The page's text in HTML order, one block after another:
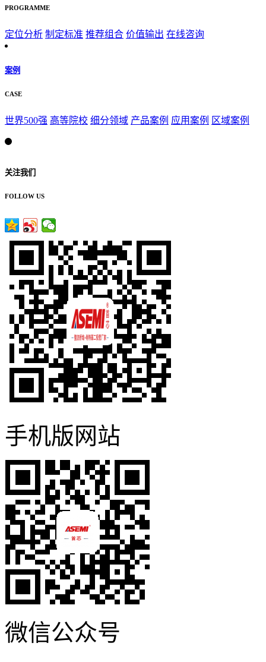
PROGRAMME
定位分析 制定标准 推荐组合 价值输出 在线咨询
案例
CASE
世界500强 高等院校 细分领域 产品案例 应用案例 区域案例
关注我们
FOLLOW US
手机版网站
微信公众号